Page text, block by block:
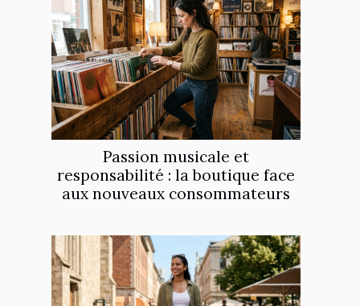
Passion musicale et
responsabilité : la boutique face
aux nouveaux consommateurs